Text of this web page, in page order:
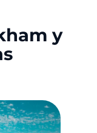
y